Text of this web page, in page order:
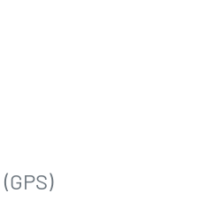
(GPS)